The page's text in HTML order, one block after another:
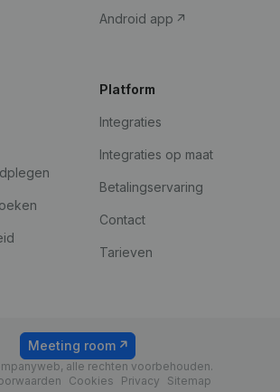
Android app
Platform
Integraties
Integraties op maat
Betalingservaring
Contact
Tarieven
alle rechten voorbehouden.
Cookies Privacy Sitemap
Meeting room